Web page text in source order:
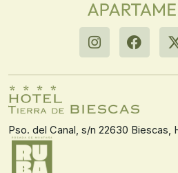
Pso. del Canal, s/n 22630 Biescas,